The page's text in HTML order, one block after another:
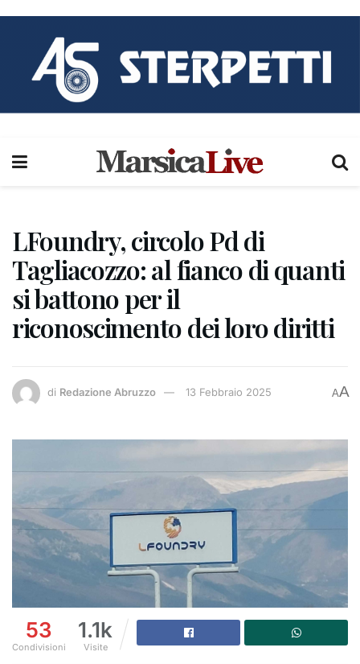
LFoundry, circolo Pd di
Tagliacozzo: al fianco di quanti
si battono per il
riconoscimento dei loro diritti
di Redazione Abruzzo 13 Febbraio 2025 AA
53
Condivisioni
1.1k
Visite